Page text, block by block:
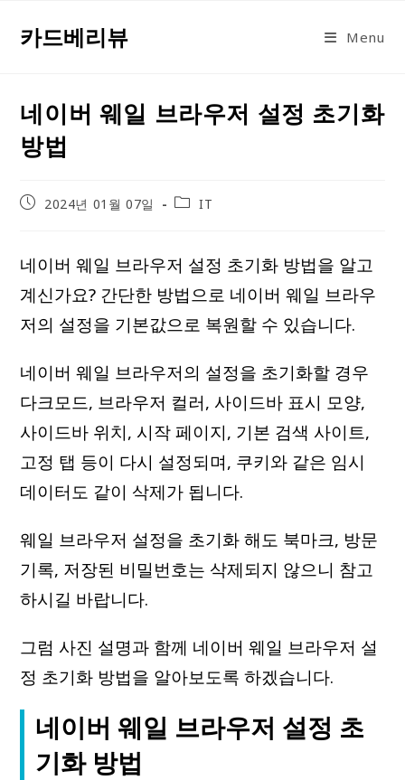
카드베리뷰 Menu
네이버 웨일 브라우저 설정 초기화
방법
Post2024년 01월 07일
PostIT
네이버 웨일 브라우저 설정 초기화 방법을 알고
계신가요? 간단한 방법으로 네이버 웨일 브라우
저의 설정을 기본값으로 복원할 수 있습니다.
네이버 웨일 브라우저의 설정을 초기화할 경우
다크모드, 브라우저 컬러, 사이드바 표시 모양,
사이드바 위치, 시작 페이지, 기본 검색 사이트,
고정 탭 등이 다시 설정되며, 쿠키와 같은 임시
데이터도 같이 삭제가 됩니다.
웨일 브라우저 설정을 초기화 해도 북마크, 방문
기록, 저장된 비밀번호는 삭제되지 않으니 참고
하시길 바랍니다.
그럼 사진 설명과 함께 네이버 웨일 브라우저 설
정 초기화 방법을 알아보도록 하겠습니다.
네이버 웨일 브라우저 설정 초
기화 방법